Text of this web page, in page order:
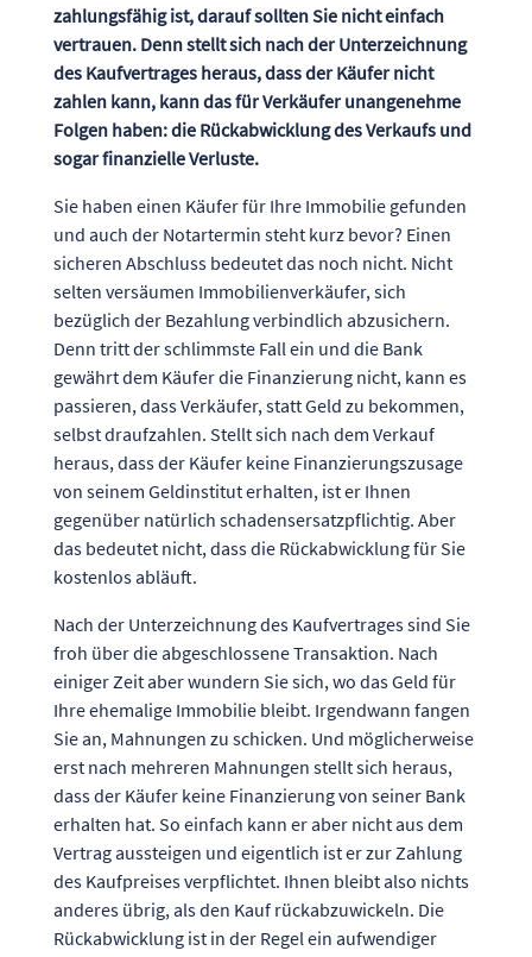
zahlungsfähig ist, darauf sollten Sie nicht einfach
vertrauen. Denn stellt sich nach der Unterzeichnung
des Kaufvertrages heraus, dass der Käufer nicht
zahlen kann, kann das für Verkäufer unangenehme
Folgen haben: die Rückabwicklung des Verkaufs und
sogar finanzielle Verluste.
Sie haben einen Käufer für Ihre Immobilie gefunden
und auch der Notartermin steht kurz bevor? Einen
sicheren Abschluss bedeutet das noch nicht. Nicht
selten versäumen Immobilienverkäufer, sich
bezüglich der Bezahlung verbindlich abzusichern.
Denn tritt der schlimmste Fall ein und die Bank
gewährt dem Käufer die Finanzierung nicht, kann es
passieren, dass Verkäufer, statt Geld zu bekommen,
selbst draufzahlen. Stellt sich nach dem Verkauf
heraus, dass der Käufer keine Finanzierungszusage
von seinem Geldinstitut erhalten, ist er Ihnen
gegenüber natürlich schadensersatzpflichtig. Aber
das bedeutet nicht, dass die Rückabwicklung für Sie
kostenlos abläuft.
Nach der Unterzeichnung des Kaufvertrages sind Sie
froh über die abgeschlossene Transaktion. Nach
einiger Zeit aber wundern Sie sich, wo das Geld für
Ihre ehemalige Immobilie bleibt. Irgendwann fangen
Sie an, Mahnungen zu schicken. Und möglicherweise
erst nach mehreren Mahnungen stellt sich heraus,
dass der Käufer keine Finanzierung von seiner Bank
erhalten hat. So einfach kann er aber nicht aus dem
Vertrag aussteigen und eigentlich ist er zur Zahlung
des Kaufpreises verpflichtet. Ihnen bleibt also nichts
anderes übrig, als den Kauf rückabzuwickeln. Die
Rückabwicklung ist in der Regel ein aufwendiger